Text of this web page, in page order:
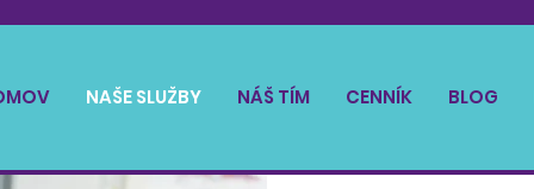
NAŠE SLUŽBY NÁŠ TÍM CENNÍK BLOG